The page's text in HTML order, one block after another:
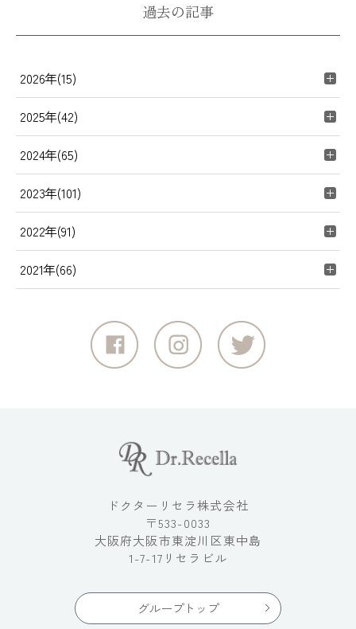
過去の記事
2026年(15)
2025年(42)
2024年(65)
2023年(101)
2022年(91)
2021年(66)
ドクターリセラ株式会社
〒533-0033
大阪府大阪市東淀川区東中島
1-7-17リセラビル
グループトップ